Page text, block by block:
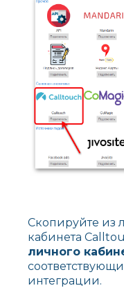
Скопируйте из
кабинета
личного
интеграции.